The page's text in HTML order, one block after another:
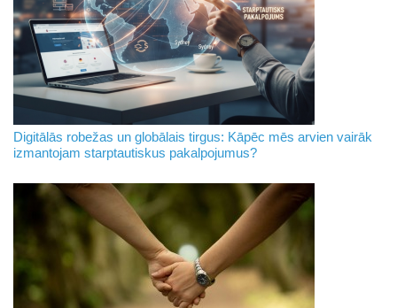
Digitālās robežas un globālais tirgus: Kāpēc mēs arvien vairāk
izmantojam starptautiskus pakalpojumus?